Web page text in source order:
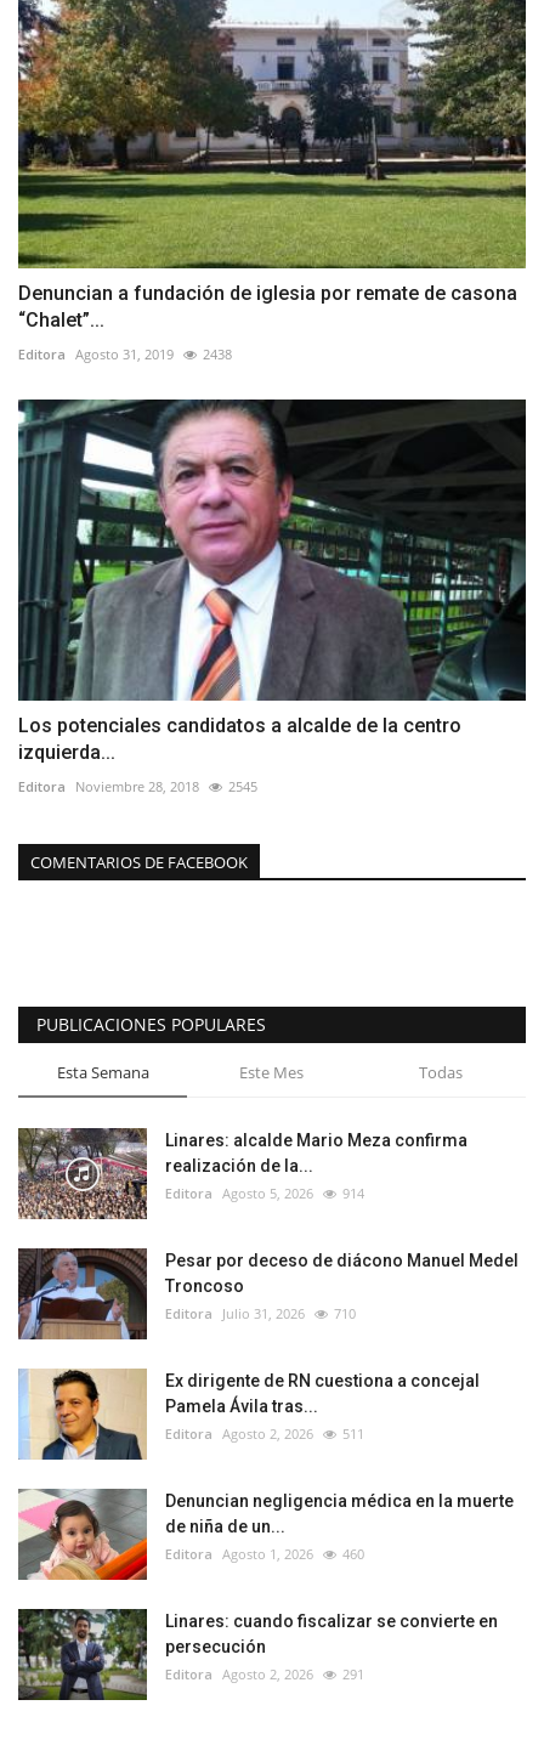
Denuncian a fundación de iglesia por remate de casona
“Chalet”...
Editora Agosto 31, 2019 2438
Los potenciales candidatos a alcalde de la centro
izquierda...
Editora Noviembre 28, 2018 2545
COMENTARIOS DE FACEBOOK
PUBLICACIONES POPULARES
Esta Semana Este Mes Todas
Linares: alcalde Mario Meza confirma
realización de la...
Editora Agosto 5, 2026 914
Pesar por deceso de diácono Manuel Medel
Troncoso
Editora Julio 31, 2026 710
Ex dirigente de RN cuestiona a concejal
Pamela Ávila tras...
Editora Agosto 2, 2026 511
Denuncian negligencia médica en la muerte
de niña de un...
Editora Agosto 1, 2026 460
Linares: cuando fiscalizar se convierte en
persecución
Editora Agosto 2, 2026 291